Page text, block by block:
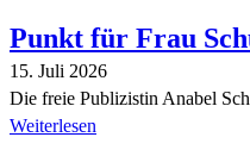
Punkt für Frau
15. Juli 2026
Die freie Publizistin Anabel
Weiterlesen